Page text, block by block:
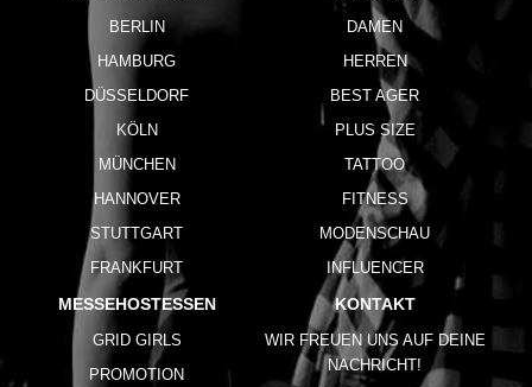
BERLIN
HAMBURG
DÜSSELDORF
KÖLN
MÜNCHEN
HANNOVER
STUTTGART
FRANKFURT
DAMEN
HERREN
BEST AGER
PLUS SIZE
TATTOO
FITNESS
MODENSCHAU
INFLUENCER
MESSEHOSTESSEN
GRID GIRLS
PROMOTION
KONTAKT
WIR FREUEN UNS AUF DEINE
NACHRICHT!